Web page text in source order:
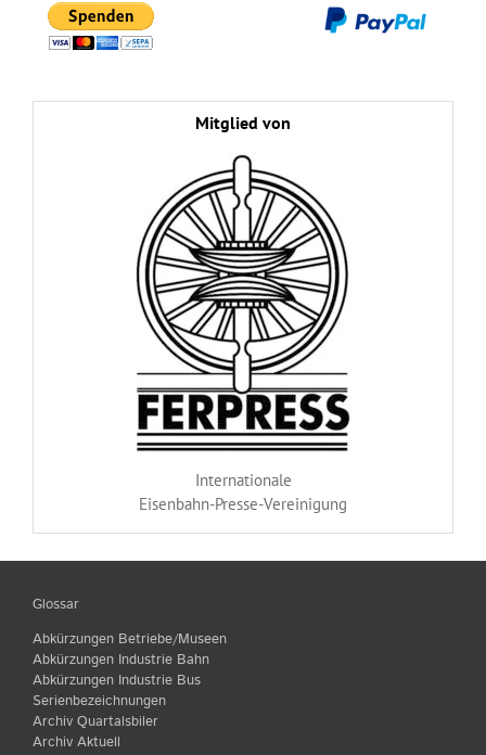
Mitglied von
Internationale
Eisenbahn-Presse-Vereinigung
Glossar
Abkürzungen Betriebe/Museen
Abkürzungen Industrie Bahn
Abkürzungen Industrie Bus
Serienbezeichnungen
Archiv Quartalsbiler
Archiv Aktuell